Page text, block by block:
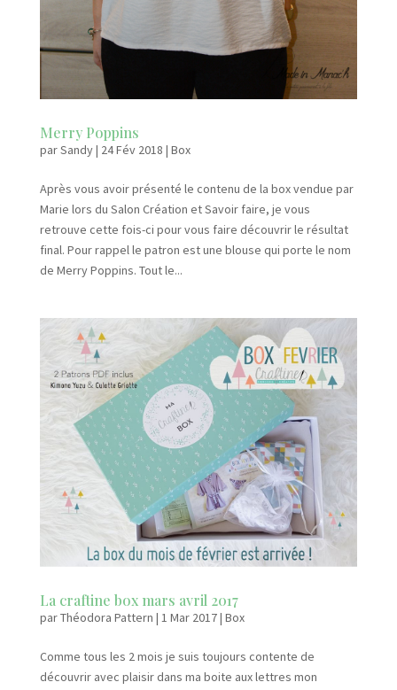
Merry Poppins
parSandy| 24 Fév 2018 | Box
Après vous avoir présenté le contenu de la box vendue par
Marie lors du Salon Création et Savoir faire, je vous
retrouve cette fois-ci pour vous faire découvrir le résultat
final. Pour rappel le patron est une blouse qui porte le nom
de Merry Poppins. Tout le...
La craftine box mars avril 2017
parThéodora Pattern | 1 Mar 2017| Box
Comme tous les 2 mois je suis toujours contente de
découvrir avec plaisir dans ma boite aux lettres mon